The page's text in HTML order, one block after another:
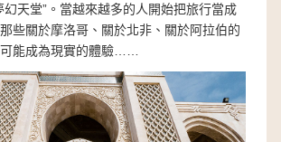
幻天堂”。當越來越多的人開始把旅行當成
些關於摩洛哥、關於北非、關於阿拉伯的
能成為現實的體驗……